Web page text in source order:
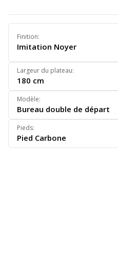
Finition:
Imitation Noyer
Largeur du plateau:
180 cm
Modèle:
Bureau double de départ
Pieds:
Pied Carbone